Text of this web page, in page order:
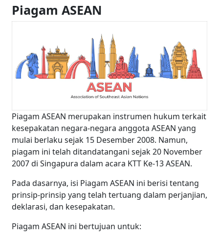
Piagam ASEAN
Piagam ASEAN merupakan instrumen hukum terkait
kesepakatan negara-negara anggota ASEAN yang
mulai berlaku sejak 15 Desember 2008. Namun,
piagam ini telah ditandatangani sejak 20 November
2007 di Singapura dalam acara KTT Ke-13 ASEAN.
Pada dasarnya, isi Piagam ASEAN ini berisi tentang
prinsip-prinsip yang telah tertuang dalam perjanjian,
deklarasi, dan kesepakatan.
Piagam ASEAN ini bertujuan untuk: